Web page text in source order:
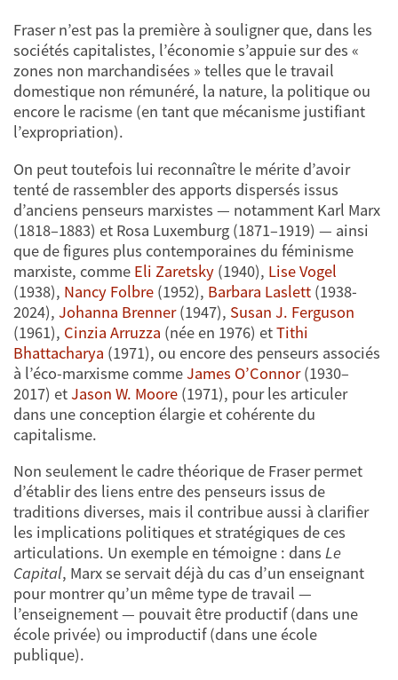
Fraser n’est pas la première à souligner que, dans les
sociétés capitalistes, l’économie s’appuie sur des «
zones non marchandisées » telles que le travail
domestique non rémunéré, la nature, la politique ou
encore le racisme (en tant que mécanisme justifiant
l’expropriation).
On peut toutefois lui reconnaître le mérite d’avoir
tenté de rassembler des apports dispersés issus
d’anciens penseurs marxistes — notamment Karl Marx
(1818–1883) et Rosa Luxemburg (1871–1919) — ainsi
que de figures plus contemporaines du féminisme
marxiste, comme Eli Zaretsky (1940), Lise Vogel
(1938), Nancy Folbre (1952), Barbara Laslett (1938-
2024), Johanna Brenner(1947), Susan J. Ferguson
(1961), Cinzia Arruzza (née en 1976) etTithi
Bhattacharya (1971), ou encore des penseurs associés
à l’éco-marxisme commeJames O’Connor(1930–
2017) etJason W. Moore (1971), pour les articuler
dans une conception élargie et cohérente du
capitalisme.
Non seulement le cadre théorique de Fraser permet
d’établir des liens entre des penseurs issus de
traditions diverses, mais il contribue aussi à clarifier
les implications politiques et stratégiques de ces
articulations. Un exemple en témoigne : dans Le
Capital, Marx se servait déjà du cas d’un enseignant
pour montrer qu’un même type de travail —
l’enseignement — pouvait être productif (dans une
école privée) ou improductif (dans une école
publique).